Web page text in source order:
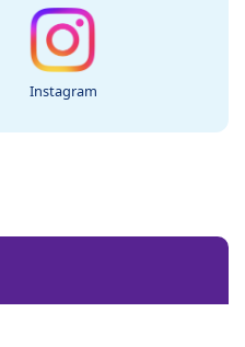
Instagram